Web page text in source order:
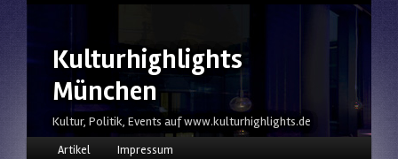
Kulturhighlights
München
Kultur, Politik, Events auf www.kulturhighlights.de
HauptmenüZum Inhalt wechseln
Zum sekundären Inhalt wechseln
Artikel Impressum